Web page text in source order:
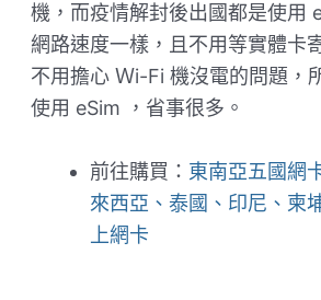
機，而疫情解封後出國都是使用
網路速度一樣，且不用等實體卡
不用擔心 Ｗi-Fi 機沒電的問題，
使用 eSim ，省事很多。
前往購買： 東南亞五國網
來西亞、泰國、印尼、柬
上網卡